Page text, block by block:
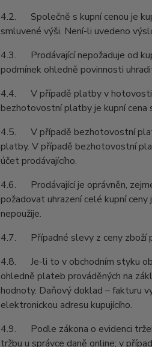
4.2. Společně s kupní cenou je
smluvené výši. Není-li uvedeno
4.3. Prodávající nepožaduje od
podmínek ohledně povinnosti
4.4. V případě platby v hotovosti
bezhotovostní platby je kupní cena
4.5. V případě bezhotovostní
platby. V případě bezhotovostní
účet prodávajícího.
4.6. Prodávající je oprávněn,
požadovat uhrazení celé kupní
nepoužije.
4.7. Případné slevy z ceny zboží
4.8. Je-li to v obchodním styku
ohledně plateb prováděných na
hodnoty. Daňový doklad – fakturu
elektronickou adresu kupujícího.
4.9. Podle zákona o evidenci
tržbu u správce daně online; v